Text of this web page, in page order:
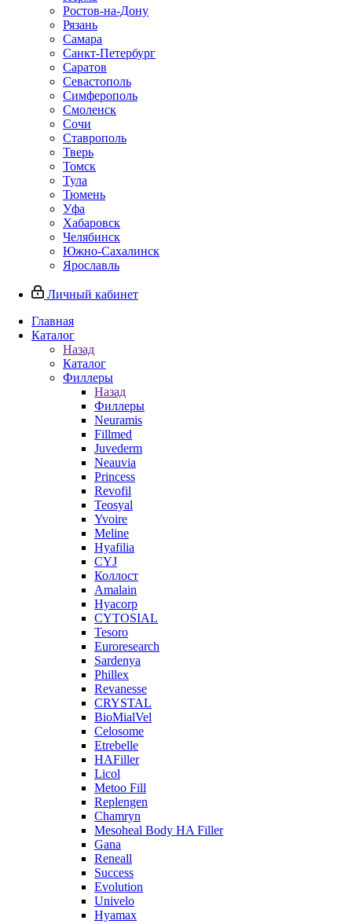
Ростов-на-Дону
Рязань
Самара
Санкт-Петербург
Саратов
Севастополь
Симферополь
Смоленск
Сочи
Ставрополь
Тверь
Томск
Тула
Тюмень
Уфа
Хабаровск
Челябинск
Южно-Сахалинск
Ярославль
Личный кабинет
Главная
Каталог
Назад
Каталог
Филлеры
Назад
Филлеры
Neuramis
Fillmed
Juvederm
Neauvia
Princess
Revofil
Teosyal
Yvoire
Meline
Hyafilia
CYJ
Коллост
Amalain
Hyacorp
CYTOSIAL
Tesoro
Euroresearch
Sardenya
Phillex
Revanesse
CRYSTAL
BioMialVel
Celosome
Etrebelle
HAFiller
Licol
Metoo Fill
Replengen
Chamryn
Mesoheal Body HA Filler
Gana
Reneall
Success
Evolution
Univelo
Hyamax